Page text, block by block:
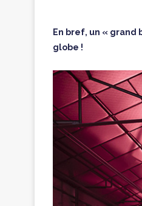
En bref, un «
globe !